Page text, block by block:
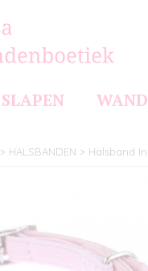
SLAPEN
> HALSBANDEN > Halsband